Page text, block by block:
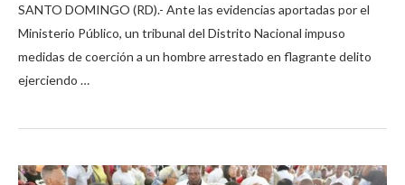
SANTO DOMINGO (RD).- Ante las evidencias aportadas por el
Ministerio Público, un tribunal del Distrito Nacional impuso
medidas de coerción a un hombre arrestado en flagrante delito
ejerciendo …